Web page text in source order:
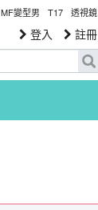
MF變型男 T17 透視鏡
登入 註冊